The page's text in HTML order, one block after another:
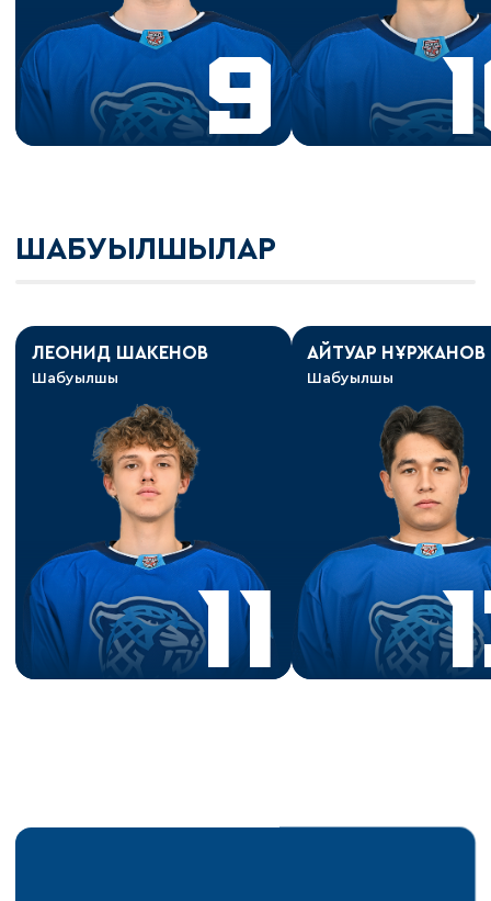
9
ШАБУЫЛШЫЛАР
ЛЕОНИД ШАКЕНОВ
Шабуылшы
11
АЙТУАР НҰРЖАНОВ
Шабуылшы